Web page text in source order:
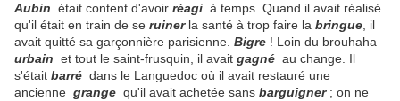
Aubin était content d'avoir réagi à temps. Quand il avait réalisé
qu'il était en train de se ruiner la santé à trop faire la bringue , il
avait quitté sa garçonnière parisienne. Bigre ! Loin du brouhaha
urbain et tout le saint-frusquin, il avait gagné au change. Il
s'était barré dans le Languedoc où il avait restauré une
ancienne grange qu'il avait achetée sans barguigner; on ne